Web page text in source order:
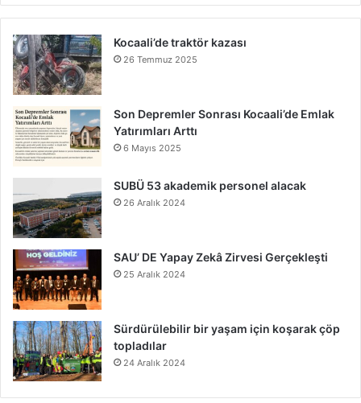
Kocaali’de traktör kazası
26 Temmuz 2025
Son Depremler Sonrası Kocaali’de Emlak
Yatırımları Arttı
6 Mayıs 2025
SUBÜ 53 akademik personel alacak
26 Aralık 2024
SAU’ DE Yapay Zekâ Zirvesi Gerçekleşti
25 Aralık 2024
Sürdürülebilir bir yaşam için koşarak çöp
topladılar
24 Aralık 2024